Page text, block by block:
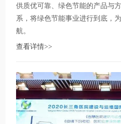
供质优可靠、绿色节能的产品与
系，将绿色节能事业进行到底，
航。
查看详情>>